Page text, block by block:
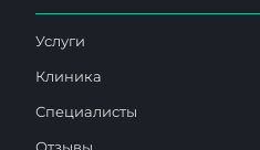
Услуги
Клиника
Специалисты